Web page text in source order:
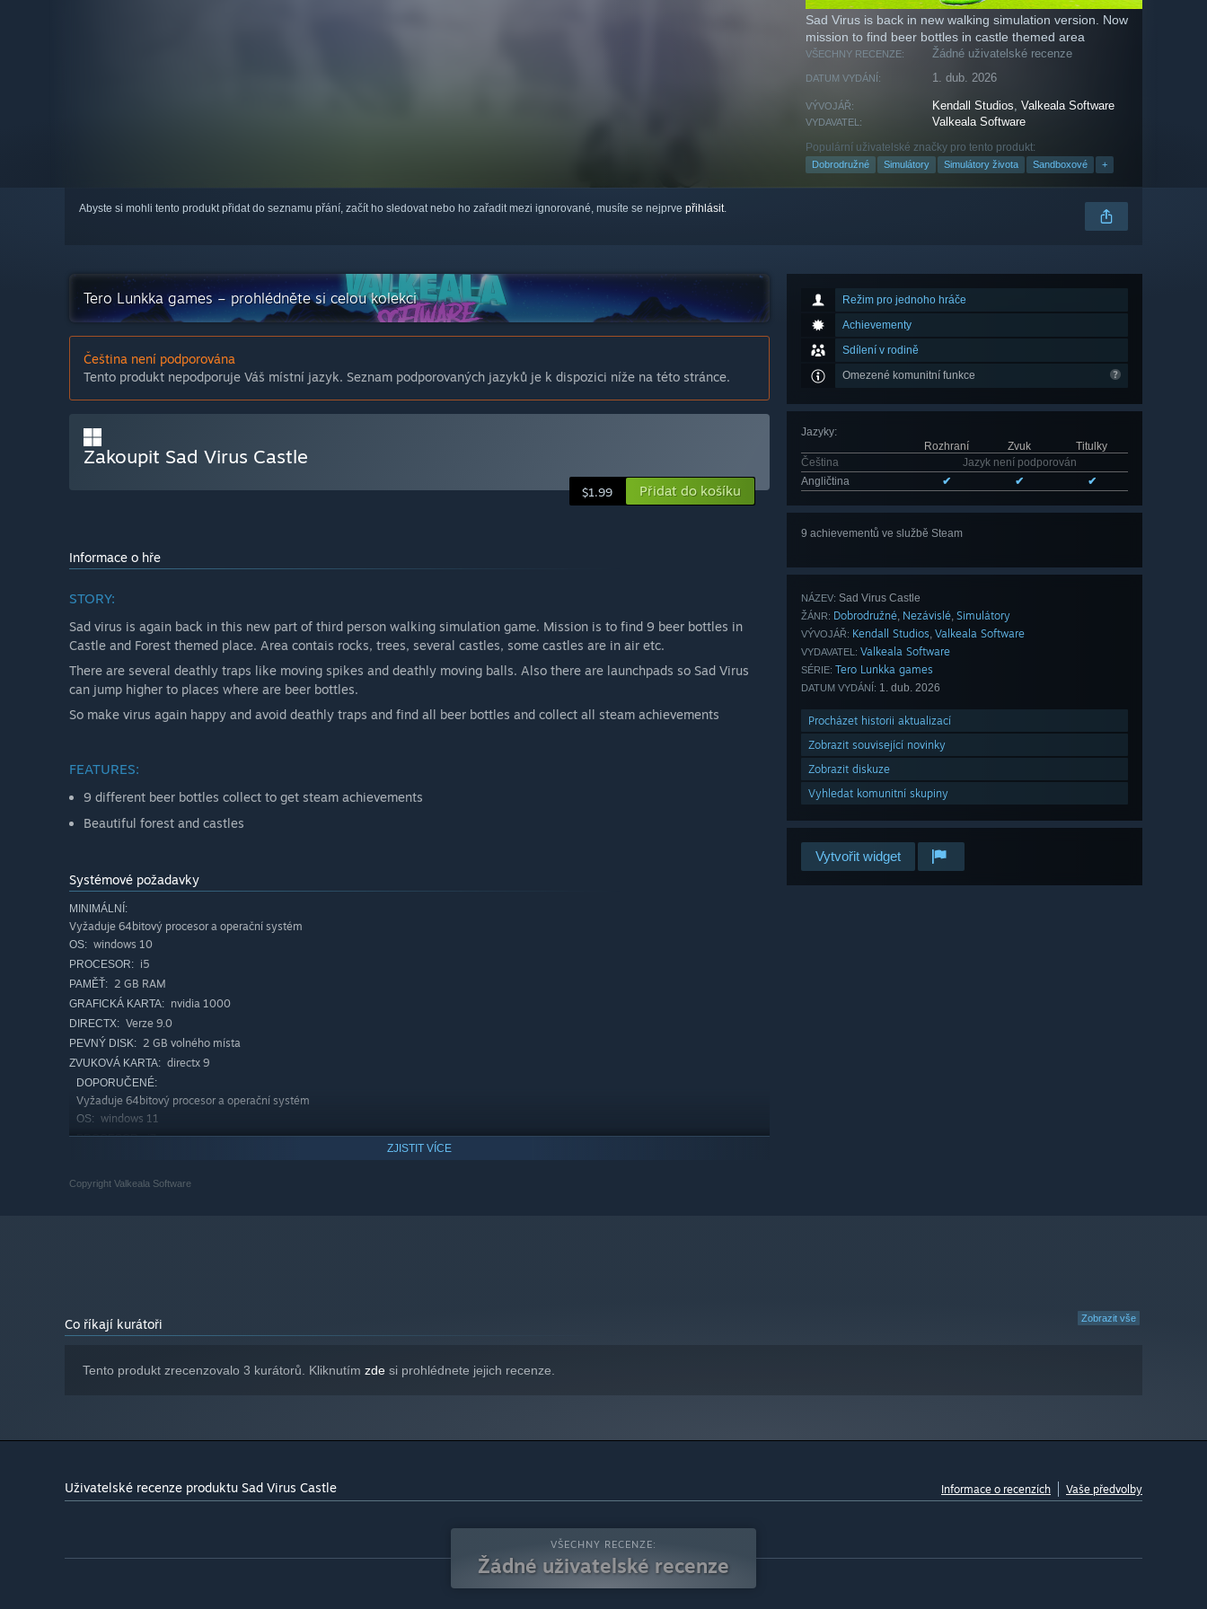
Sad Virus is back in new walking simulation version. Now
mission to find beer bottles in castle themed area
VŠECHNY RECENZE: Žádné uživatelské recenze
DATUM VYDÁNÍ: 1. dub. 2026
VÝVOJÁŘ: Kendall Studios,Valkeala Software
VYDAVATEL: Valkeala Software
Populární uživatelské značky pro tento produkt:
Dobrodružné Simulátory Simulátory života Sandboxové +
Abyste si mohli tento produkt přidat do seznamu přání, začít ho sledovat nebo ho zařadit mezi ignorované, musíte se nejprve přihlásit.
Režim pro jednoho hráče
Achievementy
Sdílení v rodině
Omezené komunitní funkce
Jazyky:
Rozhraní
Zvuk
Titulky
Čeština
Jazyk není podporován
Angličtina
✔ ✔ ✔
9 achievementů ve službě Steam
NÁZEV: Sad Virus Castle
ŽÁNR: Dobrodružné, Nezávislé, Simulátory
VÝVOJÁŘ: Kendall Studios, Valkeala Software
VYDAVATEL: Valkeala Software
SÉRIE: Tero Lunkka games
DATUM VYDÁNÍ: 1. dub. 2026
Procházet historii aktualizací
Zobrazit související novinky
Zobrazit diskuze
Vyhledat komunitní skupiny
Vytvořit widget
Tero Lunkka games – prohlédněte si celou kolekci
Čeština není podporována
Tento produkt nepodporuje Váš místní jazyk. Seznam podporovaných jazyků je k dispozici níže na této stránce.
Zakoupit Sad Virus Castle
$1.99 Přidat do košíku
Informace o hře
STORY:
Sad virus is again back in this new part of third person walking simulation game. Mission is to find 9 beer bottles in
Castle and Forest themed place. Area contais rocks, trees, several castles, some castles are in air etc.
There are several deathly traps like moving spikes and deathly moving balls. Also there are launchpads so Sad Virus
can jump higher to places where are beer bottles.
So make virus again happy and avoid deathly traps and find all beer bottles and collect all steam achievements
FEATURES:
9 different beer bottles collect to get steam achievements
Beautiful forest and castles
Systémové požadavky
MINIMÁLNÍ:
Vyžaduje 64bitový procesor a operační systém
OS: windows 10
PROCESOR: i5
PAMĚŤ: 2 GB RAM
GRAFICKÁ KARTA: nvidia 1000
DIRECTX: Verze 9.0
PEVNÝ DISK: 2 GB volného místa
ZVUKOVÁ KARTA: directx 9
DOPORUČENÉ:
Vyžaduje 64bitový procesor a operační systém
OS: windows 11
PROCESOR: i7
GRAFICKÁ KARTA:
ZJISTIT VÍCE
Copyright Valkeala Software
Zobrazit vše
Co říkají kurátoři
Tento produkt zrecenzovalo 3 kurátorů. Kliknutím zde si prohlédnete jejich recenze.
Uživatelské recenze produktu Sad Virus Castle Informace o recenzích Vaše předvolby
VŠECHNY RECENZE:
Žádné uživatelské recenze